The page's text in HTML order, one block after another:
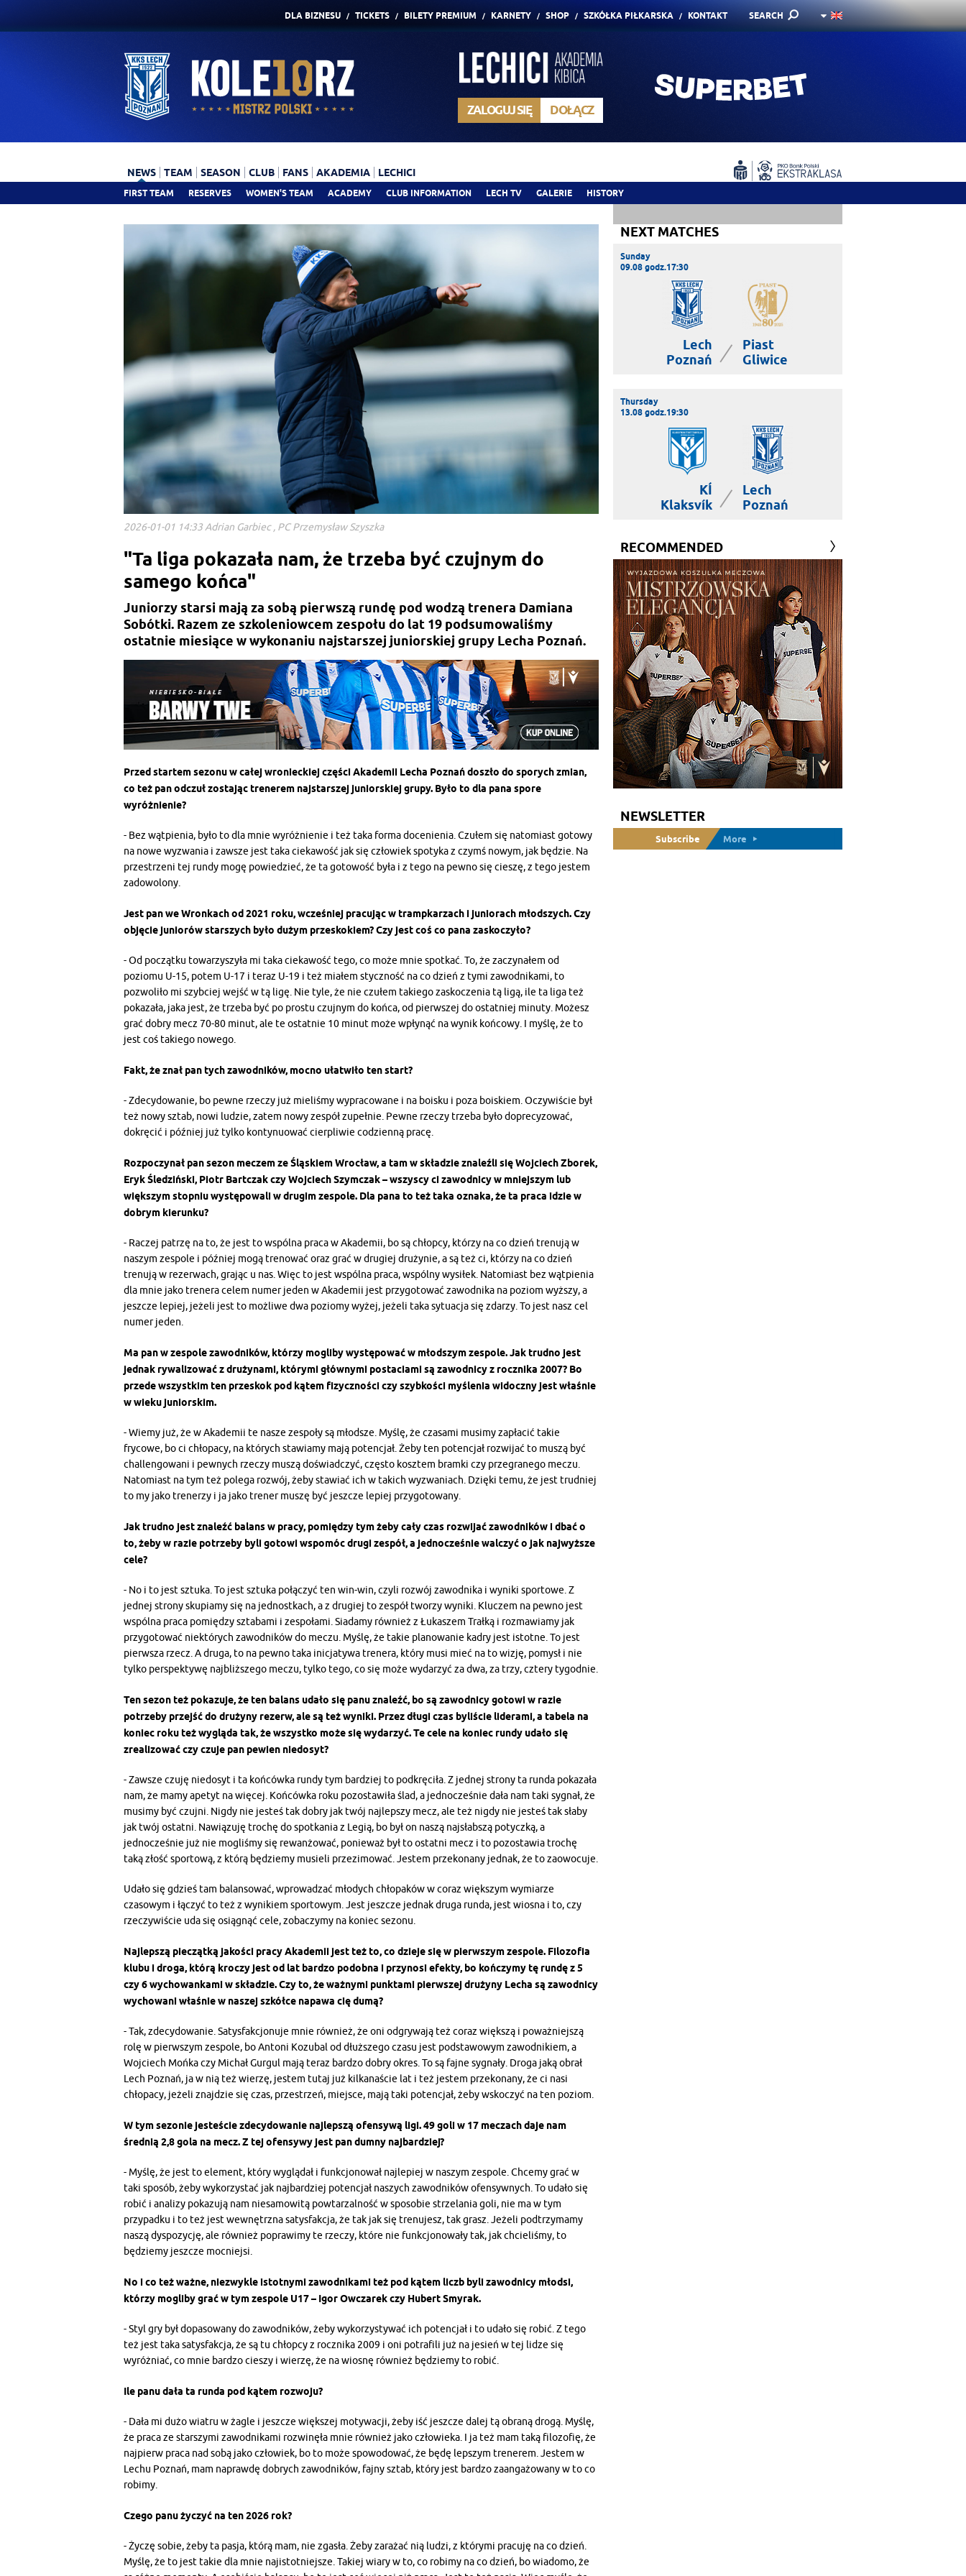
DLA BIZNESU TICKETS BILETY PREMIUM KARNETY SHOP SZKÓŁKA PIŁKARSKA KONTAKT SEARCH
ZALOGUJ SIĘ DOŁĄCZ
NEWS
FIRST TEAM RESERVES WOMEN'S TEAM ACADEMY CLUB INFORMATION LECH TV GALERIE HISTORY
TEAM SEASON CLUB FANS AKADEMIA LECHICI
2026-01-01 14:33 Adrian Garbiec , PC Przemysław Szyszka
"Ta liga pokazała nam, że trzeba być czujnym do
samego końca"
Juniorzy starsi mają za sobą pierwszą rundę pod wodzą trenera Damiana
Sobótki. Razem ze szkoleniowcem zespołu do lat 19 podsumowaliśmy
ostatnie miesiące w wykonaniu najstarszej juniorskiej grupy Lecha Poznań.
Przed startem sezonu w całej wronieckiej części Akademii Lecha Poznań doszło do sporych zmian,
co też pan odczuł zostając trenerem najstarszej juniorskiej grupy. Było to dla pana spore
wyróżnienie?
- Bez wątpienia, było to dla mnie wyróżnienie i też taka forma docenienia. Czułem się natomiast gotowy
na nowe wyzwania i zawsze jest taka ciekawość jak się człowiek spotyka z czymś nowym, jak będzie. Na
przestrzeni tej rundy mogę powiedzieć, że ta gotowość była i z tego na pewno się cieszę, z tego jestem
zadowolony.
Jest pan we Wronkach od 2021 roku, wcześniej pracując w trampkarzach i juniorach młodszych. Czy
objęcie juniorów starszych było dużym przeskokiem? Czy jest coś co pana zaskoczyło?
- Od początku towarzyszyła mi taka ciekawość tego, co może mnie spotkać. To, że zaczynałem od
poziomu U-15, potem U-17 i teraz U-19 i też miałem styczność na co dzień z tymi zawodnikami, to
pozwoliło mi szybciej wejść w tą ligę. Nie tyle, że nie czułem takiego zaskoczenia tą ligą, ile ta liga też
pokazała, jaka jest, że trzeba być po prostu czujnym do końca, od pierwszej do ostatniej minuty. Możesz
grać dobry mecz 70-80 minut, ale te ostatnie 10 minut może wpłynąć na wynik końcowy. I myślę, że to
jest coś takiego nowego.
Fakt, że znał pan tych zawodników, mocno ułatwiło ten start?
- Zdecydowanie, bo pewne rzeczy już mieliśmy wypracowane i na boisku i poza boiskiem. Oczywiście był
też nowy sztab, nowi ludzie, zatem nowy zespół zupełnie. Pewne rzeczy trzeba było doprecyzować,
dokręcić i później już tylko kontynuować cierpliwie codzienną pracę.
Rozpoczynał pan sezon meczem ze Śląskiem Wrocław, a tam w składzie znaleźli się Wojciech Zborek,
Eryk Śledziński, Piotr Bartczak czy Wojciech Szymczak – wszyscy ci zawodnicy w mniejszym lub
większym stopniu występowali w drugim zespole. Dla pana to też taka oznaka, że ta praca idzie w
dobrym kierunku?
- Raczej patrzę na to, że jest to wspólna praca w Akademii, bo są chłopcy, którzy na co dzień trenują w
naszym zespole i później mogą trenować oraz grać w drugiej drużynie, a są też ci, którzy na co dzień
trenują w rezerwach, grając u nas. Więc to jest wspólna praca, wspólny wysiłek. Natomiast bez wątpienia
dla mnie jako trenera celem numer jeden w Akademii jest przygotować zawodnika na poziom wyższy, a
jeszcze lepiej, jeżeli jest to możliwe dwa poziomy wyżej, jeżeli taka sytuacja się zdarzy. To jest nasz cel
numer jeden.
Ma pan w zespole zawodników, którzy mogliby występować w młodszym zespole. Jak trudno jest
jednak rywalizować z drużynami, którymi głównymi postaciami są zawodnicy z rocznika 2007? Bo
przede wszystkim ten przeskok pod kątem fizyczności czy szybkości myślenia widoczny jest właśnie
w wieku juniorskim.
- Wiemy już, że w Akademii te nasze zespoły są młodsze. Myślę, że czasami musimy zapłacić takie
frycowe, bo ci chłopacy, na których stawiamy mają potencjał. Żeby ten potencjał rozwijać to muszą być
challengowani i pewnych rzeczy muszą doświadczyć, często kosztem bramki czy przegranego meczu.
Natomiast na tym też polega rozwój, żeby stawiać ich w takich wyzwaniach. Dzięki temu, że jest trudniej
to my jako trenerzy i ja jako trener muszę być jeszcze lepiej przygotowany.
Jak trudno jest znaleźć balans w pracy, pomiędzy tym żeby cały czas rozwijać zawodników i dbać o
to, żeby w razie potrzeby byli gotowi wspomóc drugi zespół, a jednocześnie walczyć o jak najwyższe
cele?
- No i to jest sztuka. To jest sztuka połączyć ten win-win, czyli rozwój zawodnika i wyniki sportowe. Z
jednej strony skupiamy się na jednostkach, a z drugiej to zespół tworzy wyniki. Kluczem na pewno jest
wspólna praca pomiędzy sztabami i zespołami. Siadamy również z Łukaszem Trałką i rozmawiamy jak
przygotować niektórych zawodników do meczu. Myślę, że takie planowanie kadry jest istotne. To jest
pierwsza rzecz. A druga, to na pewno taka inicjatywa trenera, który musi mieć na to wizję, pomysł i nie
tylko perspektywę najbliższego meczu, tylko tego, co się może wydarzyć za dwa, za trzy, cztery tygodnie.
Ten sezon też pokazuje, że ten balans udało się panu znaleźć, bo są zawodnicy gotowi w razie
potrzeby przejść do drużyny rezerw, ale są też wyniki. Przez długi czas byliście liderami, a tabela na
koniec roku też wygląda tak, że wszystko może się wydarzyć. Te cele na koniec rundy udało się
zrealizować czy czuje pan pewien niedosyt?
- Zawsze czuję niedosyt i ta końcówka rundy tym bardziej to podkręciła. Z jednej strony ta runda pokazała
nam, że mamy apetyt na więcej. Końcówka roku pozostawiła ślad, a jednocześnie dała nam taki sygnał, że
musimy być czujni. Nigdy nie jesteś tak dobry jak twój najlepszy mecz, ale też nigdy nie jesteś tak słaby
jak twój ostatni. Nawiązuję trochę do spotkania z Legią, bo był on naszą najsłabszą potyczką, a
jednocześnie już nie mogliśmy się rewanżować, ponieważ był to ostatni mecz i to pozostawia trochę
taką złość sportową, z którą będziemy musieli przezimować. Jestem przekonany jednak, że to zaowocuje.
Udało się gdzieś tam balansować, wprowadzać młodych chłopaków w coraz większym wymiarze
czasowym i łączyć to też z wynikiem sportowym. Jest jeszcze jednak druga runda, jest wiosna i to, czy
rzeczywiście uda się osiągnąć cele, zobaczymy na koniec sezonu.
Najlepszą pieczątką jakości pracy Akademii jest też to, co dzieje się w pierwszym zespole. Filozofia
klubu i droga, którą kroczy jest od lat bardzo podobna i przynosi efekty, bo kończymy tę rundę z 5
czy 6 wychowankami w składzie. Czy to, że ważnymi punktami pierwszej drużyny Lecha są zawodnicy
wychowani właśnie w naszej szkółce napawa cię dumą?
- Tak, zdecydowanie. Satysfakcjonuje mnie również, że oni odgrywają też coraz większą i poważniejszą
rolę w pierwszym zespole, bo Antoni Kozubal od dłuższego czasu jest podstawowym zawodnikiem, a
Wojciech Mońka czy Michał Gurgul mają teraz bardzo dobry okres. To są fajne sygnały. Droga jaką obrał
Lech Poznań, ja w nią też wierzę, jestem tutaj już kilkanaście lat i też jestem przekonany, że ci nasi
chłopacy, jeżeli znajdzie się czas, przestrzeń, miejsce, mają taki potencjał, żeby wskoczyć na ten poziom.
W tym sezonie jesteście zdecydowanie najlepszą ofensywą ligi. 49 goli w 17 meczach daje nam
średnią 2,8 gola na mecz. Z tej ofensywy jest pan dumny najbardziej?
- Myślę, że jest to element, który wyglądał i funkcjonował najlepiej w naszym zespole. Chcemy grać w
taki sposób, żeby wykorzystać jak najbardziej potencjał naszych zawodników ofensywnych. To udało się
robić i analizy pokazują nam niesamowitą powtarzalność w sposobie strzelania goli, nie ma w tym
przypadku i to też jest wewnętrzna satysfakcja, że tak jak się trenujesz, tak grasz. Jeżeli podtrzymamy
naszą dyspozycję, ale również poprawimy te rzeczy, które nie funkcjonowały tak, jak chcieliśmy, to
będziemy jeszcze mocniejsi.
No i co też ważne, niezwykle istotnymi zawodnikami też pod kątem liczb byli zawodnicy młodsi,
którzy mogliby grać w tym zespole U17 – Igor Owczarek czy Hubert Smyrak.
- Styl gry był dopasowany do zawodników, żeby wykorzystywać ich potencjał i to udało się robić. Z tego
też jest taka satysfakcja, że są tu chłopcy z rocznika 2009 i oni potrafili już na jesień w tej lidze się
wyróżniać, co mnie bardzo cieszy i wierzę, że na wiosnę również będziemy to robić.
Ile panu dała ta runda pod kątem rozwoju?
- Dała mi dużo wiatru w żagle i jeszcze większej motywacji, żeby iść jeszcze dalej tą obraną drogą. Myślę,
że praca ze starszymi zawodnikami rozwinęła mnie również jako człowieka. I ja też mam taką filozofię, że
najpierw praca nad sobą jako człowiek, bo to może spowodować, że będę lepszym trenerem. Jestem w
Lechu Poznań, mam naprawdę dobrych zawodników, fajny sztab, który jest bardzo zaangażowany w to co
robimy.
Czego panu życzyć na ten 2026 rok?
- Życzę sobie, żeby ta pasja, którą mam, nie zgasła. Żeby zarażać nią ludzi, z którymi pracuję na co dzień.
Myślę, że to jest takie dla mnie najistotniejsze. Takiej wiary w to, co robimy na co dzień, bo wiadomo, że
NEXT MATCHES
Sunday
09.08 godz.17:30
Lech
Poznań
|
Piast
Gliwice
Thursday
13.08 godz.19:30
KÍ
Klaksvík
|
Lech
Poznań
RECOMMENDED
NEWSLETTER
Subscribe More